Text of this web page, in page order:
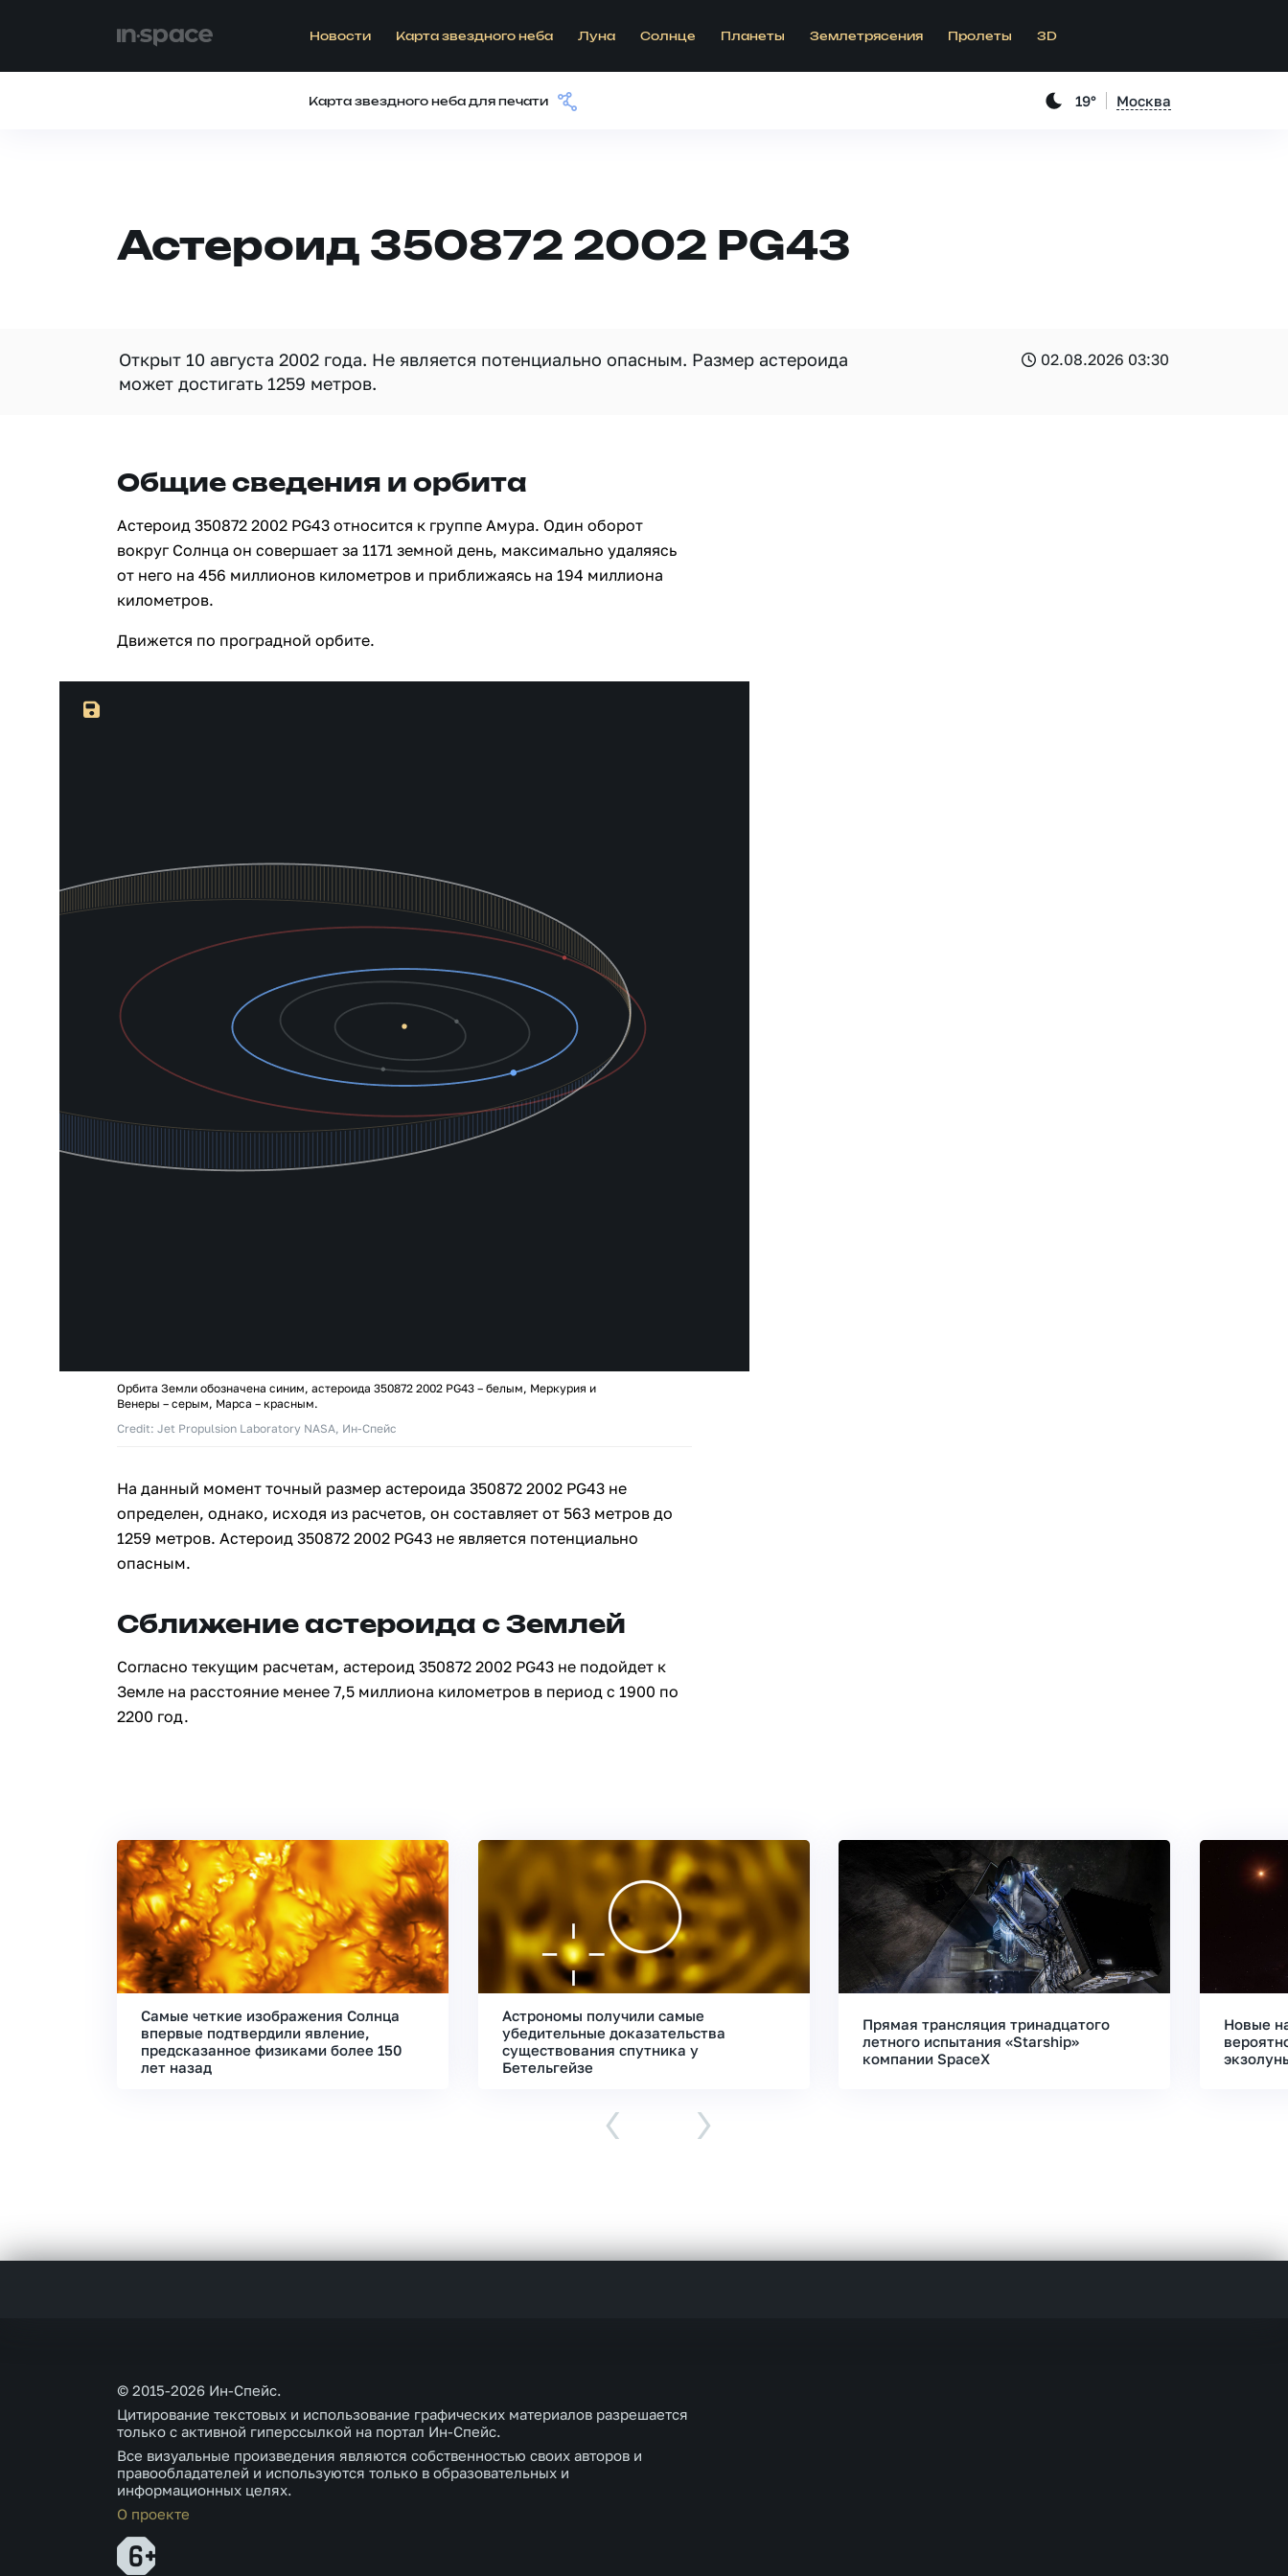
Новости Карта звездного неба Луна Солнце Планеты Землетрясения Пролеты 3D
Карта звездного неба для печати 19° Москва
Астероид 350872 2002 PG43
Открыт 10 августа 2002 года. Не является потенциально опасным. Размер астероида
может достигать 1259 метров.
02.08.2026 03:30
Общие сведения и орбита
Астероид 350872 2002 PG43 относится к группе Амура. Один оборот
вокруг Солнца он совершает за 1171 земной день, максимально удаляясь
от него на 456 миллионов километров и приближаясь на 194 миллиона
километров.
Движется по проградной орбите.
Орбита Земли обозначена синим, астероида 350872 2002 PG43 – белым, Меркурия и
Венеры – серым, Марса – красным.
Credit: Jet Propulsion Laboratory NASA, Ин-Спейс
На данный момент точный размер астероида 350872 2002 PG43 не
определен, однако, исходя из расчетов, он составляет от 563 метров до
1259 метров. Астероид 350872 2002 PG43 не является потенциально
опасным.
Сближение астероида с Землей
Согласно текущим расчетам, астероид 350872 2002 PG43 не подойдет к
Земле на расстояние менее 7,5 миллиона километров в период с 1900 по
2200 год.
Самые четкие изображения Солнца
впервые подтвердили явление,
предсказанное физиками более 150
лет назад
Астрономы получили самые
убедительные доказательства
существования спутника у
Бетельгейзе
Прямая трансляция тринадцатого
летного испытания «Starship»
компании SpaceX
Новые
‹ ›
© 2015-2026 Ин-Спейс.
Цитирование текстовых и использование графических материалов разрешается
только с активной гиперссылкой на портал Ин-Спейс.
Все визуальные произведения являются собственностью своих авторов и
правообладателей и используются только в образовательных и
информационных целях.
О проекте